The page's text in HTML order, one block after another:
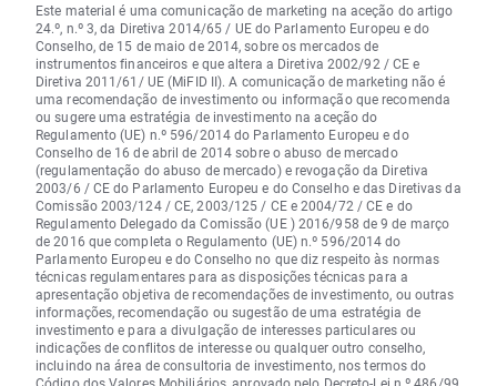
Este material é uma comunicação de marketing na aceção do artigo
24.º, n.º 3, da Diretiva 2014/65 / UE do Parlamento Europeu e do
Conselho, de 15 de maio de 2014, sobre os mercados de
instrumentos financeiros e que altera a Diretiva 2002/92 / CE e
Diretiva 2011/61/ UE (MiFID II). A comunicação de marketing não é
uma recomendação de investimento ou informação que recomenda
ou sugere uma estratégia de investimento na aceção do
Regulamento (UE) n.º 596/2014 do Parlamento Europeu e do
Conselho de 16 de abril de 2014 sobre o abuso de mercado
(regulamentação do abuso de mercado) e revogação da Diretiva
2003/6 / CE do Parlamento Europeu e do Conselho e das Diretivas da
Comissão 2003/124 / CE, 2003/125 / CE e 2004/72 / CE e do
Regulamento Delegado da Comissão (UE ) 2016/958 de 9 de março
de 2016 que completa o Regulamento (UE) n.º 596/2014 do
Parlamento Europeu e do Conselho no que diz respeito às normas
técnicas regulamentares para as disposições técnicas para a
apresentação objetiva de recomendações de investimento, ou outras
informações, recomendação ou sugestão de uma estratégia de
investimento e para a divulgação de interesses particulares ou
indicações de conflitos de interesse ou qualquer outro conselho,
incluindo na área de consultoria de investimento, nos termos do